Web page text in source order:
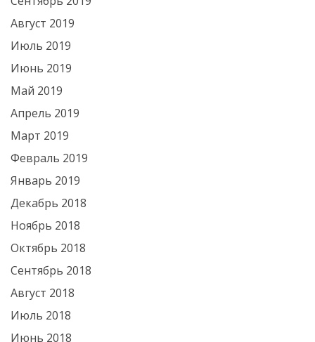
Август 2019
Июль 2019
Июнь 2019
Май 2019
Апрель 2019
Март 2019
Февраль 2019
Январь 2019
Декабрь 2018
Ноябрь 2018
Октябрь 2018
Сентябрь 2018
Август 2018
Июль 2018
Июнь 2018